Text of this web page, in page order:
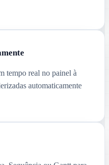
tempo real no painel à
automaticamente